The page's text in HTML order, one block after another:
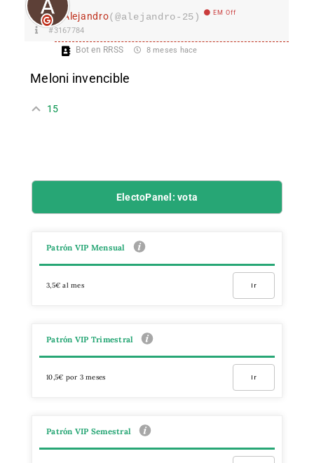
Alejandro(@alejandro-25) EM Off
#3167784
Bot en RRSS 8 meses hace
Meloni invencible
15
ElectoPanel: vota
Patrón VIP Mensual
3,5€ al mes Ir
Patrón VIP Trimestral
10,5€ por 3 meses Ir
Patrón VIP Semestral